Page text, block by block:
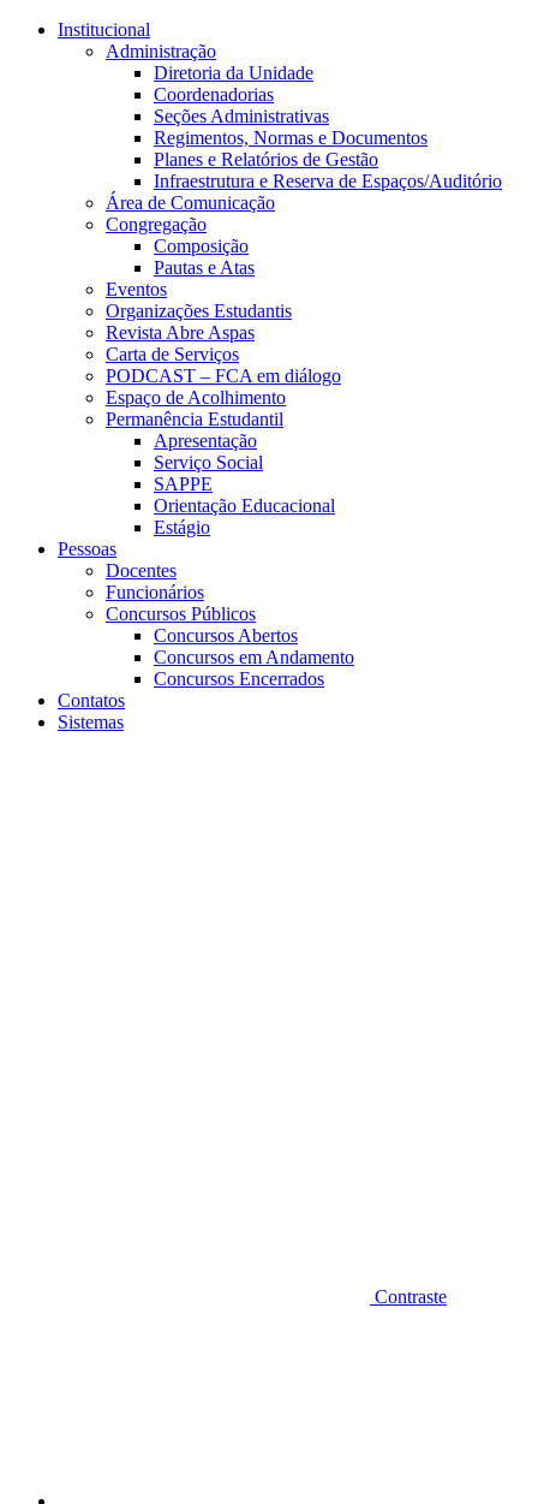
Conteúdo principal
Institucional
Administração
Diretoria da Unidade
Coordenadorias
Seções Administrativas
Regimentos, Normas e Documentos
Planes e Relatórios de Gestão
Infraestrutura e Reserva de Espaços/Auditório
Área de Comunicação
Congregação
Composição
Pautas e Atas
Eventos
Organizações Estudantis
Revista Abre Aspas
Carta de Serviços
PODCAST – FCA em diálogo
Espaço de Acolhimento
Permanência Estudantil
Apresentação
Serviço Social
SAPPE
Orientação Educacional
Estágio
Pessoas
Docentes
Funcionários
Concursos Públicos
Concursos Abertos
Concursos em Andamento
Concursos Encerrados
Contatos
Sistemas
Contraste